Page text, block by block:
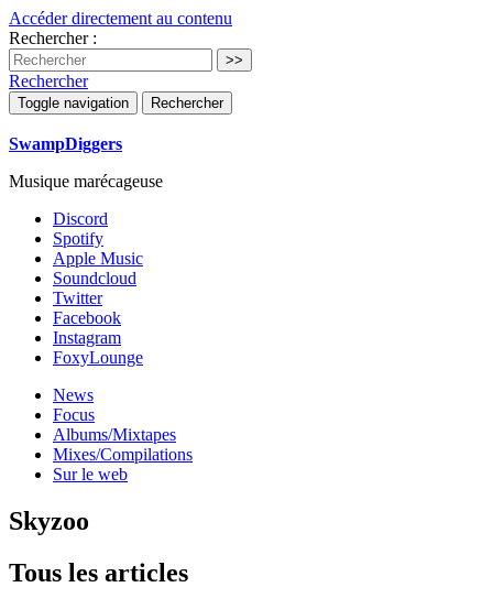
Accéder directement au contenu
Rechercher :
Rechercher
Toggle navigation Rechercher
SwampDiggers
Musique marécageuse
Discord
Spotify
Apple Music
Soundcloud
Twitter
Facebook
Instagram
FoxyLounge
News
Focus
Albums/Mixtapes
Mixes/Compilations
Sur le web
Skyzoo
Tous les articles